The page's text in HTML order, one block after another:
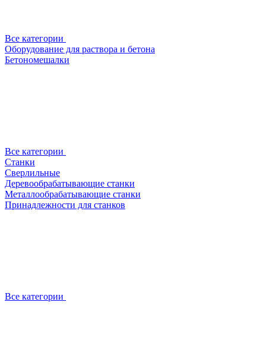
Все категории
Оборудование для раствора и бетона
Бетономешалки
Все категории
Станки
Сверлильные
Деревообрабатывающие станки
Металлообрабатывающие станки
Принадлежности для станков
Все категории